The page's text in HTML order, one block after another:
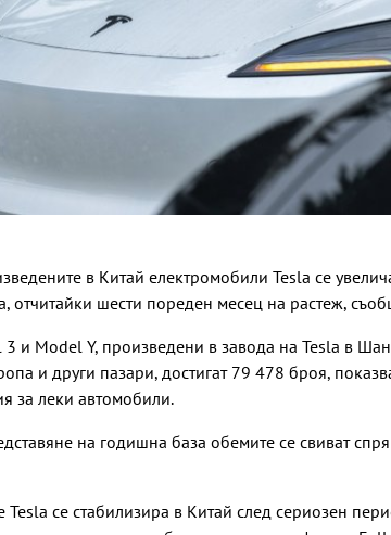
в Китай електромобили Tesla се
отчитайки шести пореден месец на растеж,
3 и Model Y, произведени в завода на Tesla в
и други пазари, достигат 79 478 броя,
за леки автомобили.
на годишна база обемите се свиват
Tesla се стабилизира в Китай след сериозен